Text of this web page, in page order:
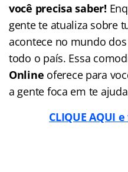
você precisa saber!
gente te atualiza sobre
acontece no mundo
todo o país. Essa
Online oferece para
a gente foca em te
CLIQUE AQUI